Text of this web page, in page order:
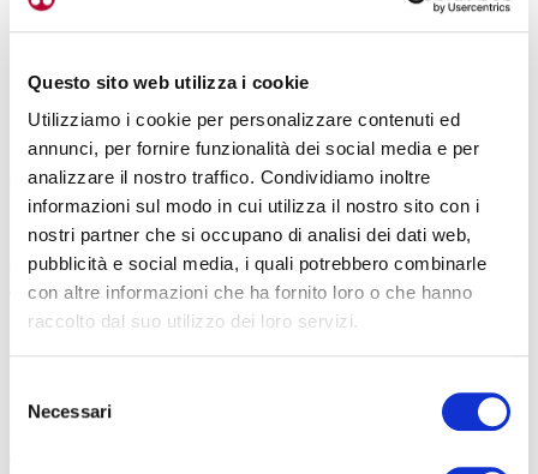
Questo sito web utilizza i cookie
Utilizziamo i cookie per personalizzare contenuti ed
annunci, per fornire funzionalità dei social media e per
analizzare il nostro traffico. Condividiamo inoltre
informazioni sul modo in cui utilizza il nostro sito con i
nostri partner che si occupano di analisi dei dati web,
pubblicità e social media, i quali potrebbero combinarle
con altre informazioni che ha fornito loro o che hanno
raccolto dal suo utilizzo dei loro servizi.
delNecessari
«Siamo partiti dal concetto di dividere i due aspetti – spiega
ancora Kornfeind – ma senza slegarli.Pedalare rimane l’attività
principale, e per attrarre i cicloturisti e gli appassionati anche
all’estero abbiamo scelto un format facile, ispirato alGiro-E.
Insieme ai gruppi pedaleranno ex atleti e campioni dello sport.
Quindi abbiamo contattato delle figure che siano riferimenti per il
territorio e un richiamo per chi pedala.
obiettivo è quello di creare qualcosa che possa creare interesse
Strutture, punti di ristoro